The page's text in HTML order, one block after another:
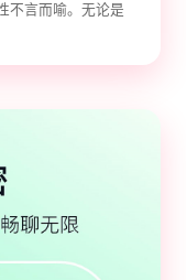
不言而喻。无论是